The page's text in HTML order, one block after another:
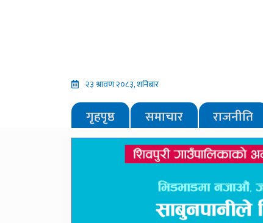
२३ श्रावण २०८३, शनिबार
गृहपृष्ठ समाचार राजनीति